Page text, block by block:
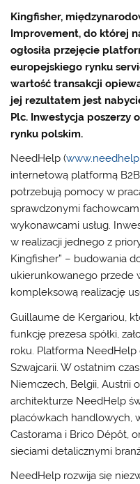
Kingfisher,
Improvement, do której
ogłosiła przejęcie
europejskiego rynku
wartość transakcji
jej rezultatem jest
Plc. Inwestycja poszerzy
rynku polskim.
NeedHelp (
internetową platformą
potrzebują pomocy w
sprawdzonymi
wykonawcami usług.
w realizacji jednego z
Kingfisher” – budowania
ukierunkowanego przede
kompleksową realizację
Guillaume de Kergariou,
funkcję prezesa spółki,
roku. Platforma NeedHelp
Szwajcarii. W ostatnim
Niemczech, Belgii, Austrii
architekturze NeedHelp
placówkach handlowych,
Castorama i Brico Dépôt,
sieciami detalicznymi
NeedHelp rozwija się